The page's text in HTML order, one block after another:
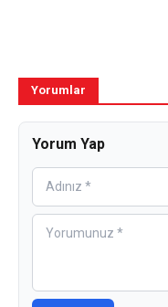
Yorumlar
Yorum Yap